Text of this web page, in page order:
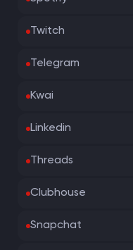
Twitch
Telegram
Kwai
Linkedin
Threads
Clubhouse
Snapchat